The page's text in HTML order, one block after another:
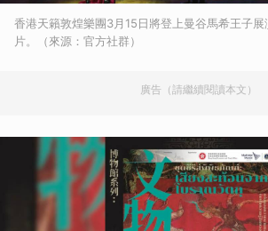
香港天籟敦煌樂團3月15日將登上曼谷馬希王子
片。（來源：官方社群）
廣告（請繼續閱讀本文）